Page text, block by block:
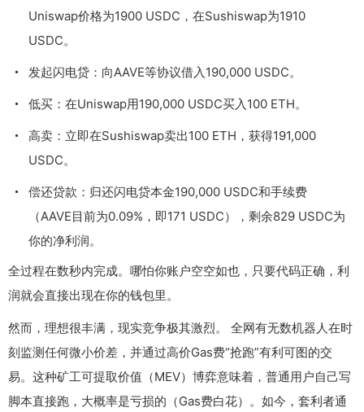
Uniswap价格为1900 USDC，在Sushiswap为1910
USDC。
发起闪电贷：向AAVE等协议借入190,000 USDC。
低买：在Uniswap用190,000 USDC买入100 ETH。
高卖：立即在Sushiswap卖出100 ETH，获得191,000
USDC。
偿还贷款：归还闪电贷本金190,000 USDC和手续费
（AAVE目前为0.09%，即171 USDC），剩余829 USDC为
你的净利润。
全过程在数秒内完成。哪怕你账户空空如也，只要代码正确，利
润就会直接出现在你的钱包里。
然而，理想很丰满，现实竞争极其激烈。 全网有无数机器人在时
刻监测任何微小价差，并通过高价Gas费“抢跑”有利可图的交
易。这种矿工可提取价值（MEV）博弈意味着，普通用户自己写
脚本直接跑，大概率是亏损的（Gas费白花）。如今，套利者通